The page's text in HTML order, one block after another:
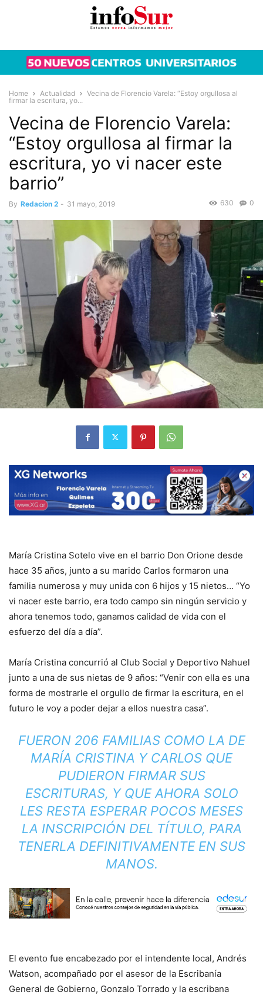
Home Actualidad
Vecina de Florencio Varela: “Estoy orgullosa al
firmar la escritura, yo...
Vecina de Florencio Varela:
“Estoy orgullosa al firmar la
escritura, yo vi nacer este
barrio”
By Redacion 2 - 31 mayo, 2019 0
630
María Cristina Sotelo vive en el barrio Don Orione desde
hace 35 años, junto a su marido Carlos formaron una
familia numerosa y muy unida con 6 hijos y 15 nietos… “Yo
vi nacer este barrio, era todo campo sin ningún servicio y
ahora tenemos todo, ganamos calidad de vida con el
esfuerzo del día a día”.
María Cristina concurrió al Club Social y Deportivo Nahuel
junto a una de sus nietas de 9 años: “Venir con ella es una
forma de mostrarle el orgullo de firmar la escritura, en el
futuro le voy a poder dejar a ellos nuestra casa”.
FUERON 206 FAMILIAS COMO LA DE
MARÍA CRISTINA Y CARLOS QUE
PUDIERON FIRMAR SUS
ESCRITURAS, Y QUE AHORA SOLO
LES RESTA ESPERAR POCOS MESES
LA INSCRIPCIÓN DEL TÍTULO, PARA
TENERLA DEFINITIVAMENTE EN SUS
MANOS.
El evento fue encabezado por el intendente local, Andrés
Watson, acompañado por el asesor de la Escribanía
General de Gobierno, Gonzalo Torrado y la escribana